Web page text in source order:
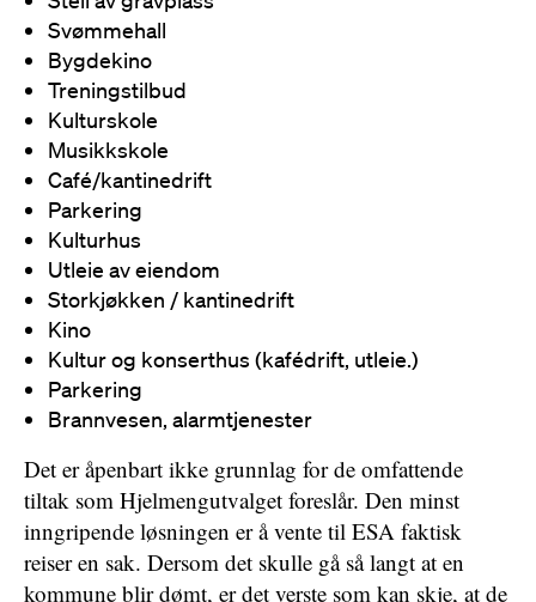
Svømmehall
Bygdekino
Treningstilbud
Kulturskole
Musikkskole
Café/kantinedrift
Parkering
Kulturhus
Utleie av eiendom
Storkjøkken / kantinedrift
Kino
Kultur og konserthus (kafédrift, utleie.)
Parkering
Brannvesen, alarmtjenester
Det er åpenbart ikke grunnlag for de omfattende
tiltak som Hjelmengutvalget foreslår. Den minst
inngripende løsningen er å vente til ESA faktisk
reiser en sak. Dersom det skulle gå så langt at en
kommune blir dømt, er det verste som kan skje, at de